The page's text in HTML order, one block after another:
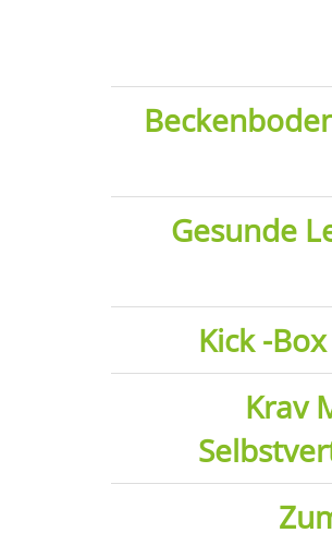
Gesunde
Kick -
Krav